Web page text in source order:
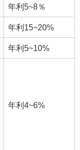
年利5~8％
年利15~20%
年利5~10%
年利4~6%